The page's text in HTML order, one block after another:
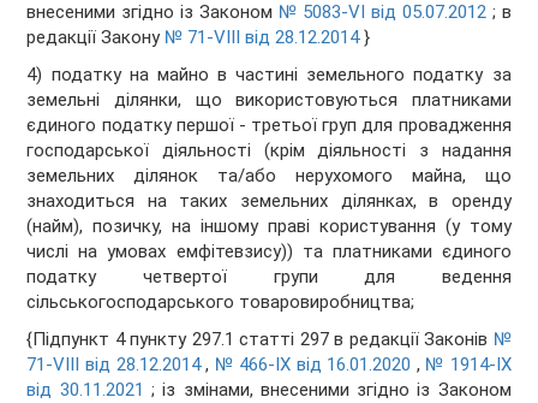
внесеними згідно із Законом № 5083-VI від 05.07.2012; в
редакції Закону № 71-VIII від 28.12.2014}
4) податку на майно в частині земельного податку за
земельні ділянки, що використовуються платниками
єдиного податку першої - третьої груп для провадження
господарської діяльності (крім діяльності з надання
земельних ділянок та/або нерухомого майна, що
знаходиться на таких земельних ділянках, в оренду
(найм), позичку, на іншому праві користування (у тому
числі на умовах емфітевзису)) та платниками єдиного
податку четвертої групи для ведення
сільськогосподарського товаровиробництва;
{Підпункт 4 пункту 297.1 статті 297 в редакції Законів №
71-VIII від 28.12.2014, № 466-IX від 16.01.2020 , № 1914-IX
від 30.11.2021 ; із змінами, внесеними згідно із Законом